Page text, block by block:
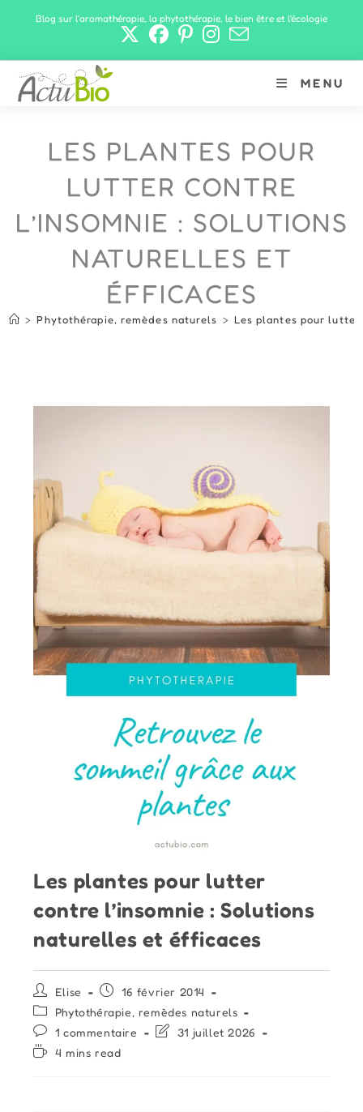
Blog sur l'aromathérapie, la phytothérapie, le bien être et l'écologie
MENU
LES PLANTES POUR
LUTTER CONTRE
L’INSOMNIE : SOLUTIONS
NATURELLES ET
ÉFFICACES
> Phytothérapie, remèdes naturels > Les plantes pour
Les plantes pour lutter
contre l’insomnie : Solutions
naturelles et éfficaces
Auteur/autrice
de
publication :
Elise
Publication
publiée :
16 février 2014
Post
category:
Phytothérapie, remèdes naturels
Commentaires
de
la
1 commentaire
Dernière
31 juillet 2026
Temps4 mins read